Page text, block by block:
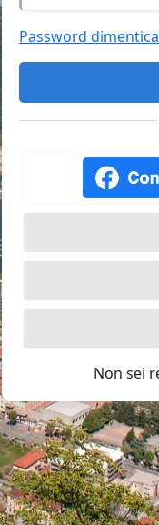
Password
Non sei